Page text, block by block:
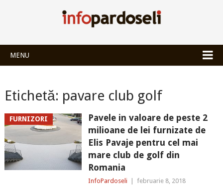
MENU
Etichetă: pavare club golf
FURNIZORI
Pavele in valoare de peste 2
milioane de lei furnizate de
Elis Pavaje pentru cel mai
mare club de golf din
Romania
InfoPardoseli februarie 8, 2018